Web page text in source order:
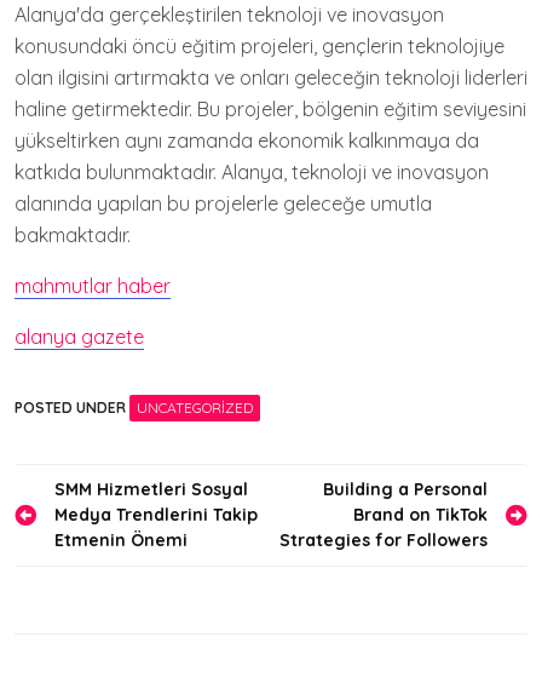
Alanya'da gerçekleştirilen teknoloji ve inovasyon
konusundaki öncü eğitim projeleri, gençlerin teknolojiye
olan ilgisini artırmakta ve onları geleceğin teknoloji liderleri
haline getirmektedir. Bu projeler, bölgenin eğitim seviyesini
yükseltirken aynı zamanda ekonomik kalkınmaya da
katkıda bulunmaktadır. Alanya, teknoloji ve inovasyon
alanında yapılan bu projelerle geleceğe umutla
bakmaktadır.
mahmutlar haber
alanya gazete
POSTED UNDER UNCATEGORIZED
Yazı
gezinmesi
SMM Hizmetleri Sosyal
Medya Trendlerini Takip
Etmenin Önemi
Building a Personal
Brand on TikTok
Strategies for Followers